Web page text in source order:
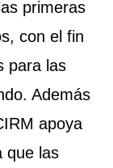
primeras
con el fin
para las
Además
apoya
que las